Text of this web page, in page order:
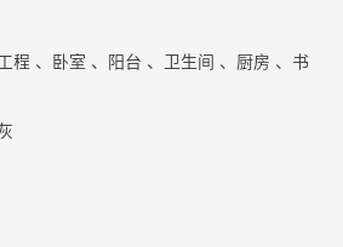
程 、卧室 、阳台 、卫生间 、厨房 、书